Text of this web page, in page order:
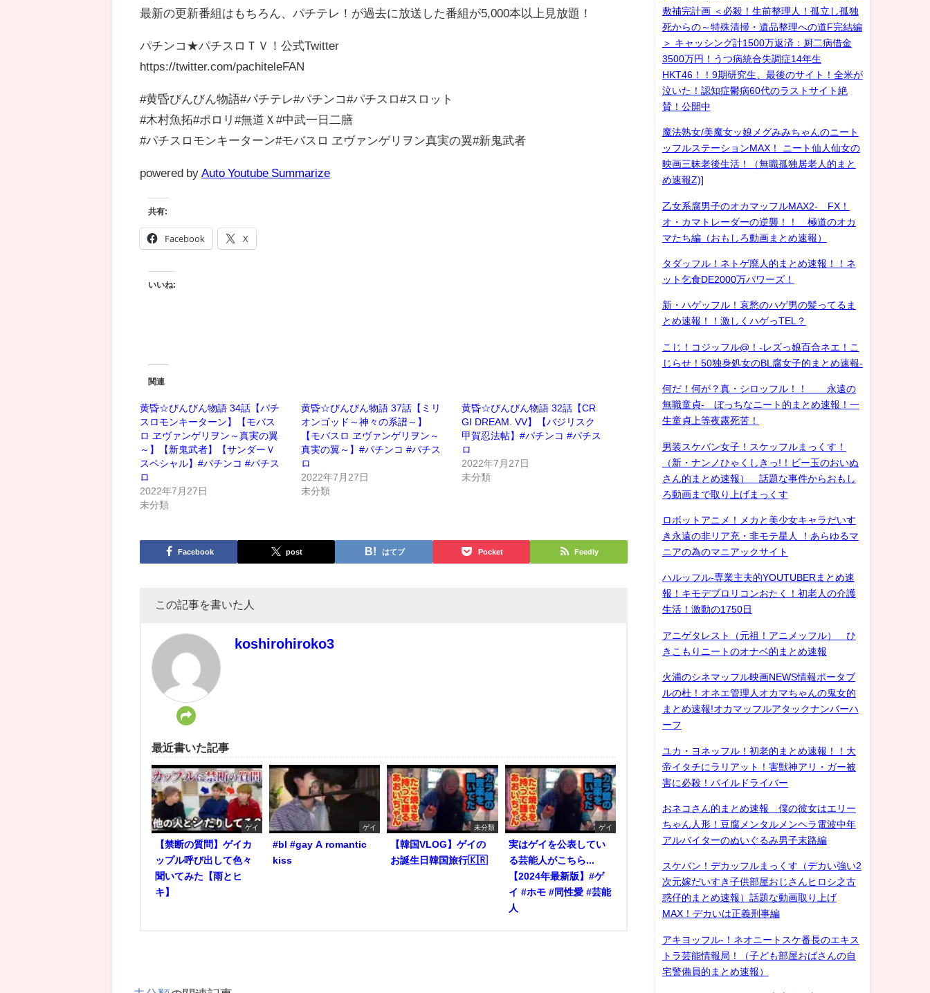
最新の更新番組はもちろん、パチテレ！が過去に放送した番組が5,000本以上見放題！
パチンコ★パチスロＴＶ！公式Twitter
https://twitter.com/pachiteleFAN
#黄昏びんびん物語#パチテレ#パチンコ#パチスロ#スロット
#木村魚拓#ポロリ#無道Ｘ#中武一日二膳
#パチスロモンキーターン#モバスロ ヱヴァンゲリヲン真実の翼#新鬼武者
powered by Auto Youtube Summarize
共有:
Facebook X
いいね:
関連
黄昏☆びんびん物語 34話【パチ
スロモンキーターン】【モバス
ロ ヱヴァンゲリヲン～真実の翼
～】【新鬼武者】【サンダーＶ
スペシャル】#パチンコ #パチス
ロ
2022年7月27日
未分類
黄昏☆びんびん物語 37話【ミリ
オンゴッド～神々の系譜～】
【モバスロ ヱヴァンゲリヲン～
真実の翼～】#パチンコ #パチス
ロ
2022年7月27日
未分類
黄昏☆びんびん物語 32話【CR
GI DREAM. VV】【バジリスク
甲賀忍法帖】#パチンコ #パチス
ロ
2022年7月27日
未分類
Facebook post はてブ Pocket Feedly
この記事を書いた人
koshirohiroko3
最近書いた記事
ゲイ
【禁断の質問】ゲイカ
ップル呼び出して色々
聞いてみた【雨とヒ
キ】
ゲイ
#bl #gay A romantic
kiss
未分類
【韓国VLOG】ゲイの
お誕生日韓国旅行🇰🇷
ゲイ
実はゲイを公表してい
る芸能人がこちら...
【2024年最新版】#ゲ
イ #ホモ #同性愛 #芸能
人
敷補完計画 ＜必殺！生前整理人！孤立し孤独
死からの～特殊清掃・遺品整理への道F完結編
＞ キャッシング計1500万返済：厨二病借金
3500万円！うつ病統合失調症14年生
HKT46！！9期研究生、最後のサイト！全米が
泣いた！認知症鬱病60代のラストサイト絶
賛！公開中
魔法熟女/美魔女ッ娘メグみみちゃんのニート
ッフルステーションMAX！ ニート仙人仙女の
映画三昧老後生活！（無職孤独居老人的まと
め速報Z)]
乙女系腐男子のオカマッフルMAX2- FX！
オ・カマトレーダーの逆襲！！ 極道のオカ
マたち編（おもしろ動画まとめ速報）
タダッフル！ネトゲ廃人的まとめ速報！！ネ
ット乞食DE2000万パワーズ！
新・ハゲッフル！哀愁のハゲ男の髪ってるま
とめ速報！！激しくハゲっTEL？
こじ！コジッフル@！-レズっ娘百合ネエ！こ
じらせ！50独身処女のBL腐女子的まとめ速報-
何だ！何が？真・シロッフル！！ 永遠の
無職童貞- ぼっちなニート的まとめ速報！一
生童貞上等夜露死苦！
男装スケバン女子！スケッフルまっくす！
（新・ナンノひゃくしきっ!！ビー玉のおいぬ
さん的まとめ速報） 話題な事件からおもし
ろ動画まで取り上げまっくす
ロボットアニメ！メカと美少女キャラだいす
き永遠の非リア充・非モテ星人 ！あらゆるマ
ニアの為のマニアックサイト
ハルッフル-専業主夫的YOUTUBERまとめ速
報！キモデブロリコンおたく！初老人の介護
生活！激動の1750日
アニゲタレスト（元祖！アニメッフル） ひ
きこもりニートのオナベ的まとめ速報
火浦のシネマッフル映画NEWS情報ポータブ
ルの杜！オネエ管理人オカマちゃんの鬼女的
まとめ速報!オカマッフルアタックナンバーハ
ーフ
ユカ・ヨネッフル！初老的まとめ速報！！大
帝イタチにラリアット！害獣神アリ・ガー被
害に必殺！パイルドライバー
おネコさん的まとめ速報 僕の彼女はエリー
ちゃん人形！豆腐メンタルメンヘラ電波中年
アルバイターのぬいぐるみ男子末路編
スケバン！デカッフルまっくす（デカい強い2
次元嫁だいすき子供部屋おじさんヒロシ之古
惑仔的まとめ速報）話題な動画取り上げ
MAX！デカいは正義刑事編
アキヨッフル-！ネオニートスケ番長のエキス
トラ芸能情報局！（子ども部屋おばさんの自
宅警備員的まとめ速報）